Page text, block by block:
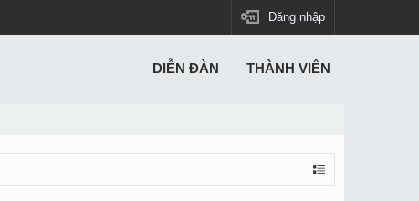
Đăng nhập
DIỄN ĐÀN THÀNH VIÊN